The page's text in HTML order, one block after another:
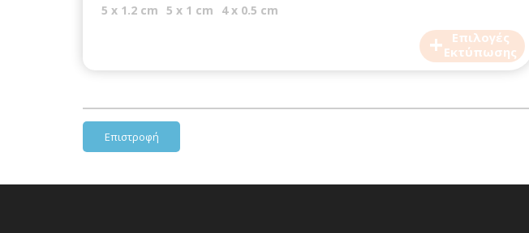
+
Επιλογές
Εκτύπωσης
5 x 1.2 cm 5 x 1 cm 4 x 0.5 cm
Επιστροφή